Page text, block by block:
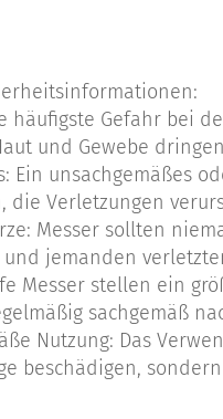
häufigste Gefahr bei
und Gewebe
Ein unsachgemäßes
die Verletzungen
Messer sollten
jemanden
Messer stellen ein
sachgemäß
Nutzung: Das
beschädigen,